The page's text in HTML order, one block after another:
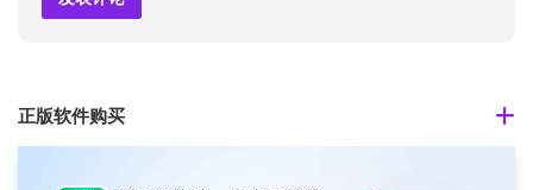
正版软件购买